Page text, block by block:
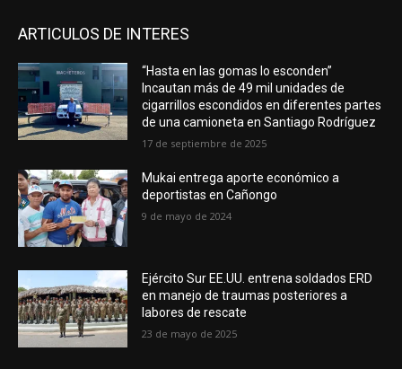
ARTICULOS DE INTERES
“Hasta en las gomas lo esconden”
Incautan más de 49 mil unidades de
cigarrillos escondidos en diferentes partes
de una camioneta en Santiago Rodríguez
17 de septiembre de 2025
Mukai entrega aporte económico a
deportistas en Cañongo
9 de mayo de 2024
Ejército Sur EE.UU. entrena soldados ERD
en manejo de traumas posteriores a
labores de rescate
23 de mayo de 2025